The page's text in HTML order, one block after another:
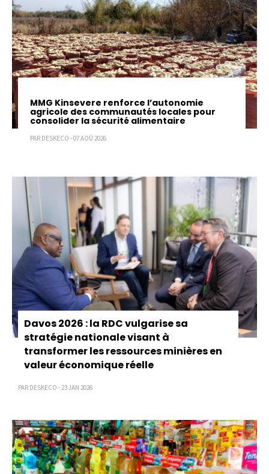
MMG Kinsevere renforce l’autonomie
agricole des communautés locales pour
consolider la sécurité alimentaire
PAR DESKECO - 07 AOÛ 2026
Davos 2026 : la RDC vulgarise sa
stratégie nationale visant à
transformer les ressources minières en
valeur économique réelle
PAR DESKECO - 23 JAN 2026
Pagination